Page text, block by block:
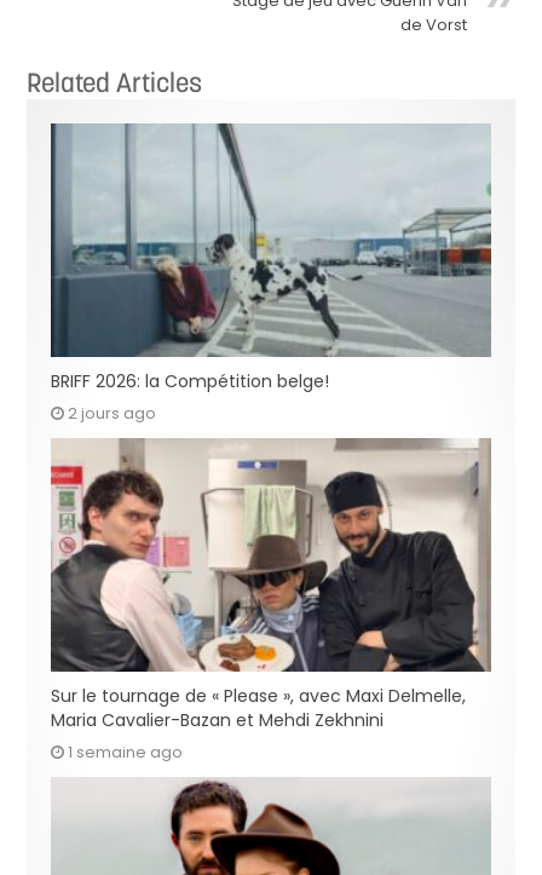
de Vorst
Related Articles
BRIFF 2026: la Compétition belge!
2 jours ago
Sur le tournage de « Please », avec Maxi Delmelle,
Maria Cavalier-Bazan et Mehdi Zekhnini
1 semaine ago